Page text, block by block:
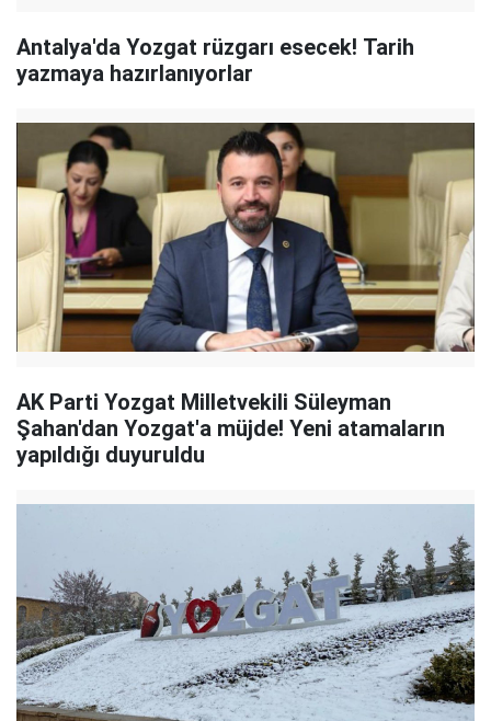
Antalya'da Yozgat rüzgarı esecek! Tarih
yazmaya hazırlanıyorlar
AK Parti Yozgat Milletvekili Süleyman
Şahan'dan Yozgat'a müjde! Yeni atamaların
yapıldığı duyuruldu